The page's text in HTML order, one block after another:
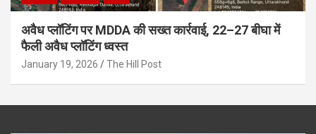
अवैध प्लॉटिंग पर MDDA की सख्त कार्रवाई, 22–27 बीघा में
फैली अवैध प्लॉटिंग ध्वस्त
January 19, 2026 The Hill Post